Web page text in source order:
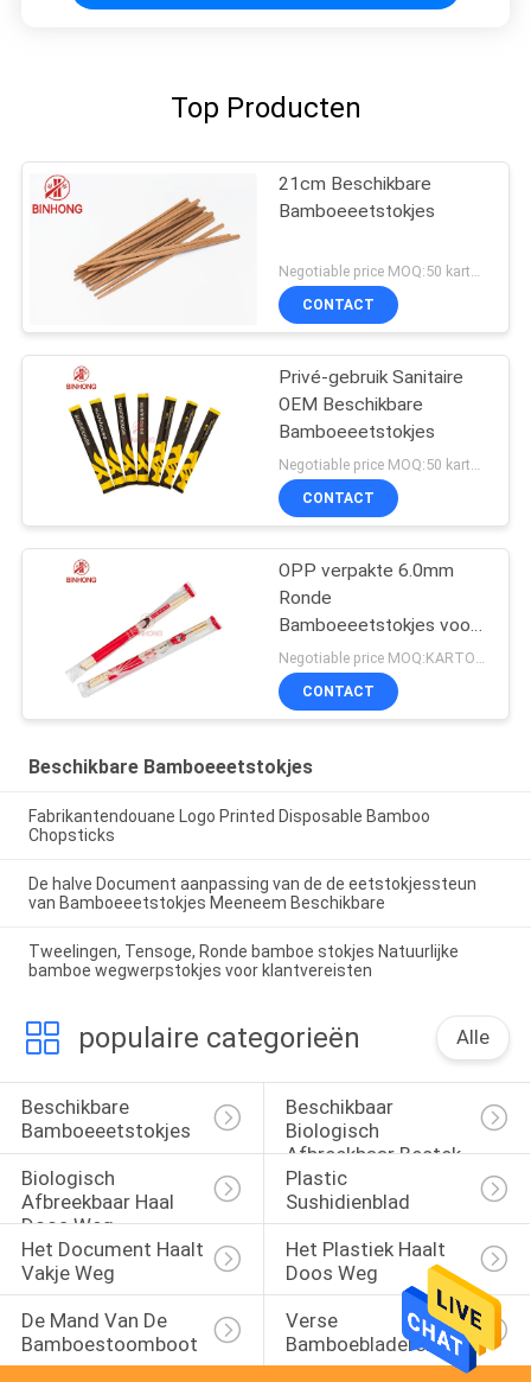
Top Producten
21cm Beschikbare
Bamboeeetstokjes
Negotiable price MOQ:50 karton
CONTACT
Privé-gebruik Sanitaire
OEM Beschikbare
Bamboeeetstokjes
CONTACT
OPP verpakte 6.0mm
Ronde
Bamboeeetstokjes voor
Kerken
CONTACT
Beschikbare Bamboeeetstokjes
Fabrikantendouane Logo Printed Disposable Bamboo
Chopsticks
De halve Document aanpassing van de de eetstokjessteun
van Bamboeeetstokjes Meeneem Beschikbare
Tweelingen, Tensoge, Ronde bamboe stokjes Natuurlijke
bamboe wegwerpstokjes voor klantvereisten
populaire categorieën Alle
Beschikbare
Bamboeeetstokjes
Beschikbaar
Biologisch
Afbreekbaar Bestek
Biologisch
Afbreekbaar Haal
Doos Weg
Plastic
Sushidienblad
Het Document Haalt
Vakje Weg
Het Plastiek Haalt
Doos Weg
De Mand Van De
Bamboestoomboot
Verse
Bamboebladeren